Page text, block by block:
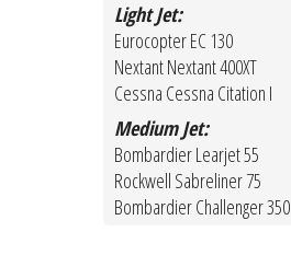
Light Jet:
Eurocopter EC 130
Nextant Nextant 400XT
Cessna Cessna Citation I
Medium Jet:
Bombardier Learjet 55
Rockwell Sabreliner 75
Bombardier Challenger 350